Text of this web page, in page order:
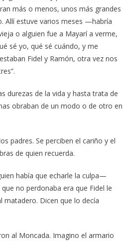
más o menos, unos más grandes
Allí estuve varios meses —habría
o alguien fue a Mayarí a verme,
sé yo, qué sé cuándo, y me
Fidel y Ramón, otra vez nos
durezas de la vida y hasta trata de
obraban de un modo o de otro en
padres. Se perciben el cariño y el
de quien recuerda.
había que echarle la culpa—
no perdonaba era que Fidel le
matadero. Dicen que lo decía
al Moncada. Imagino el armario